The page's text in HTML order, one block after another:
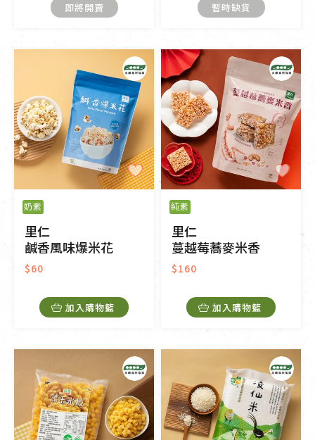
即將開賣 暫時缺貨
奶素
里仁
鹹香風味爆米花
$60
加入購物籃
純素
里仁
蔓越莓蕎麥米香
$160
加入購物籃